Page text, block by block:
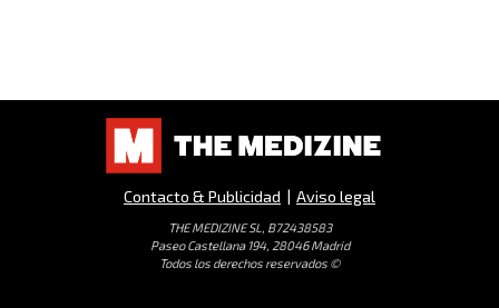
Contacto & Publicidad | Aviso legal
THE MEDIZINE SL, B72438583
Paseo Castellana 194, 28046 Madrid
Todos los derechos reservados ©